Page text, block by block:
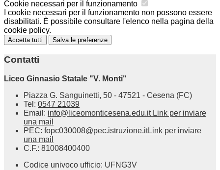
Cookie necessari per il funzionamento
I cookie necessari per il funzionamento non possono essere
disabilitati. È possibile consultare l'elenco nella pagina della
cookie policy.
Accetta tutti Salva le preferenze
Contatti
Liceo Ginnasio Statale "V. Monti"
Piazza G. Sanguinetti, 50 - 47521 - Cesena (FC)
Tel: 0547 21039
Email: info@liceomonticesena.edu.it Link per inviare
una mail
PEC: fopc030008@pec.istruzione.itLink per inviare
una mail
C.F.: 81008400400
Codice univoco ufficio: UFNG3V